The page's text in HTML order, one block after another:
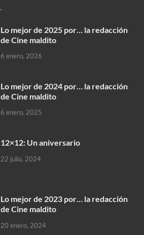
Lo mejor de 2025 por… la redacción
de Cine maldito
6 enero, 2026
Lo mejor de 2024 por… la redacción
de Cine maldito
6 enero, 2025
12×12: Un aniversario
22 julio, 2024
Lo mejor de 2023 por… la redacción
de Cine maldito
20 enero, 2024